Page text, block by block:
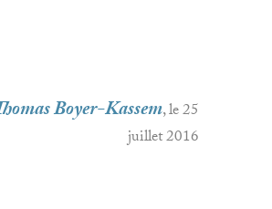
Boyer-Kassem, le 25
juillet 2016